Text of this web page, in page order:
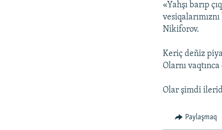
«Yahşı barıp
Nikiforov.
Keriç deñiz
Olarnı
Olar şimdi
Paylaşmaq